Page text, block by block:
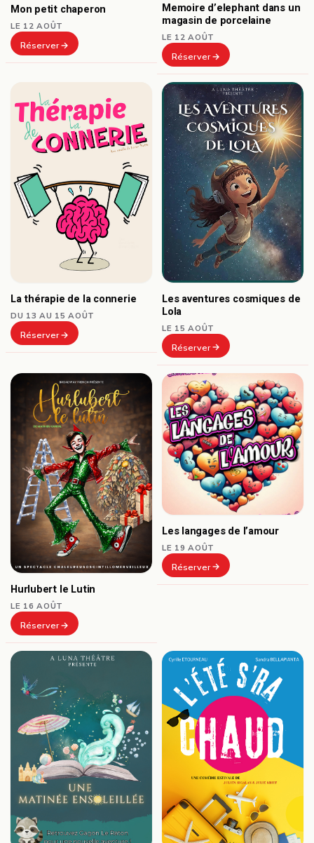
Mon petit chaperon
LE 12 AOÛT
Réserver
Memoire d’elephant dans un
magasin de porcelaine
LE 12 AOÛT
Réserver
La thérapie de la connerie
DU 13 AU 15 AOÛT
Réserver
Les aventures cosmiques de
Lola
LE 15 AOÛT
Réserver
Hurlubert le Lutin
LE 16 AOÛT
Réserver
Les langages de l’amour
LE 19 AOÛT
Réserver